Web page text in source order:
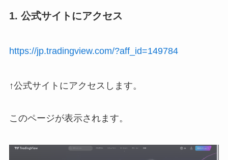
1. 公式サイトにアクセス
https://jp.tradingview.com/?aff_id=149784
↑公式サイトにアクセスします。
このページが表示されます。